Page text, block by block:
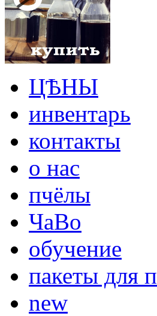
ЦѢНЫ
инвентарь
контакты
о нас
пчёлы
ЧаВо
обучение
пакеты для
new